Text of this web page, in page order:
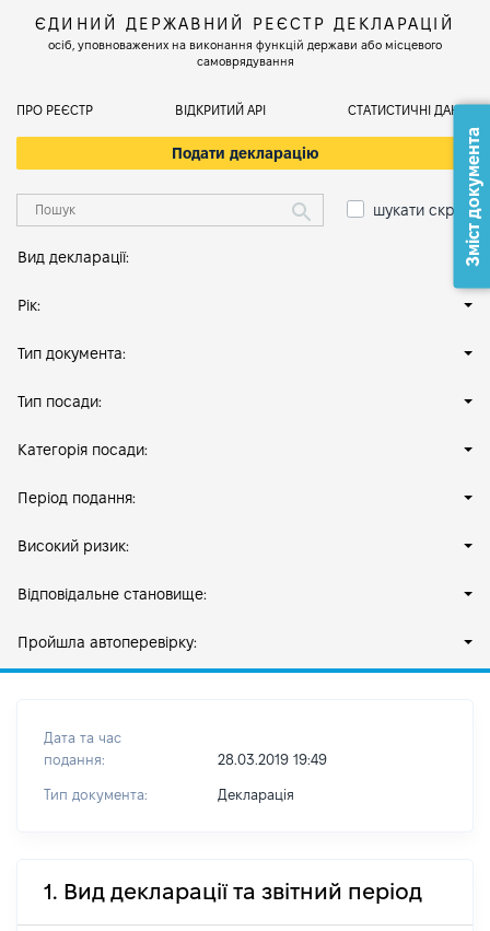
ЄДИНИЙ ДЕРЖАВНИЙ РЕЄСТР ДЕКЛАРАЦІЙ
осіб, уповноважених на виконання функцій держави або місцевого
самоврядування
ПРО РЕЄСТР ВІДКРИТИЙ АРІ СТАТИСТИЧНІ ДАНІ
Подати декларацію
шукати скрізь
Вид декларації:
Рік:
Тип документа:
Тип посади:
Категорія посади:
Період подання:
Високий ризик:
Відповідальне становище:
Пройшла автоперевірку:
Дата та час
подання:
28.03.2019 19:49
Тип документа: Декларація
1. Вид декларації та звітний період
Зміст документа